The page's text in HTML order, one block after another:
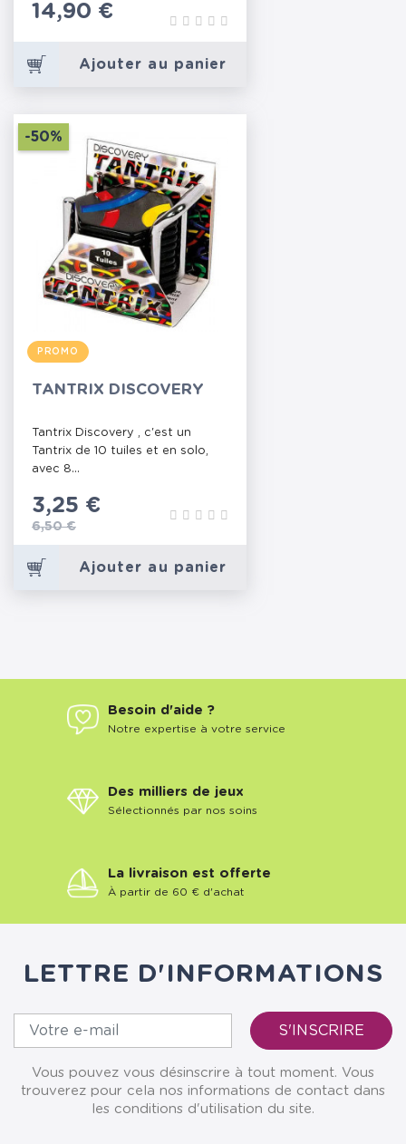
Prix
14,90 €
Ajouter au panier
-50%
PROMO
TANTRIX DISCOVERY
Tantrix Discovery , c'est un
Tantrix de 10 tuiles et en solo,
avec 8...
Prix
3,25 €
Prix de base
6,50 €
Ajouter au panier
Besoin d'aide ?
Notre expertise à votre service
Des milliers de jeux
Sélectionnés par nos soins
La livraison est offerte
À partir de 60 € d'achat
LETTRE D'INFORMATIONS
Vous pouvez vous désinscrire à tout moment. Vous
trouverez pour cela nos informations de contact dans
les conditions d'utilisation du site.